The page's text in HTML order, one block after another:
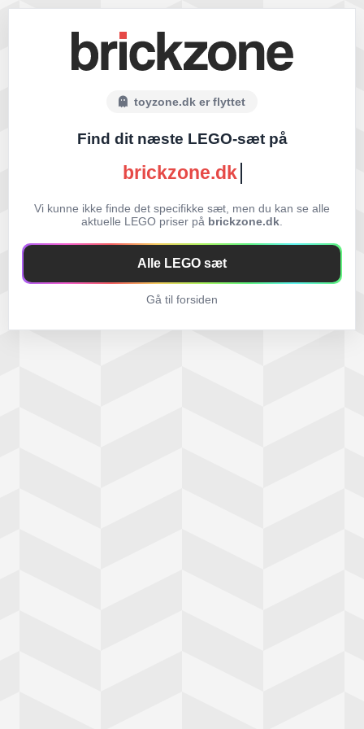
toyzone.dk er flyttet
Find dit næste LEGO-sæt på
brickzone.dk
Vi kunne ikke finde det specifikke sæt, men du kan se alle
aktuelle LEGO priser på brickzone.dk
Alle LEGO sæt
Gå til forsiden